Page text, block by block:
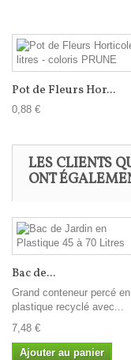
Pot de Fleurs Hor...
0,88 €
LES CLIENTS
ONT
Bac de...
Grand conteneur percé en
plastique recyclé avec...
7,48 €
Ajouter au panier